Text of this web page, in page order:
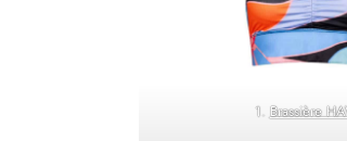
1. Brassière